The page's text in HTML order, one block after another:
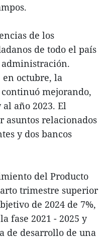
de los
de todo el país
octubre, la
mejorando,
año 2023. El
asuntos relacionados
y dos bancos
del Producto
trimestre superior
de 2024 de 7%,
fase 2021 - 2025 y
de desarrollo de una